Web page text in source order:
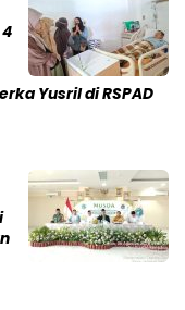
Yusril di RSPAD